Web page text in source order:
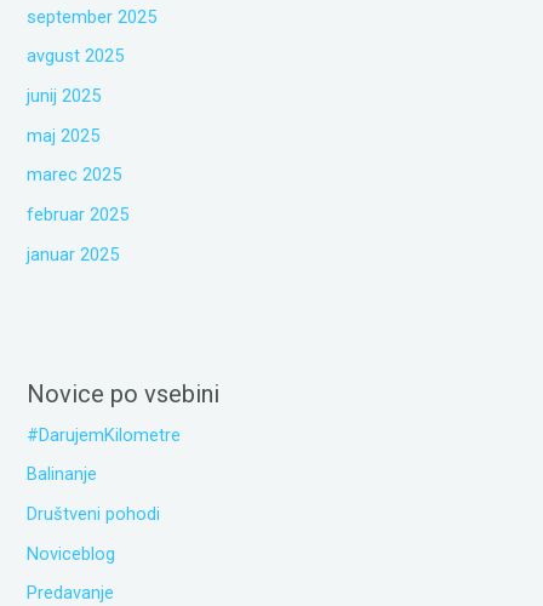
september 2025
avgust 2025
junij 2025
maj 2025
marec 2025
februar 2025
januar 2025
Novice po vsebini
#DarujemKilometre
Balinanje
Društveni pohodi
Noviceblog
Predavanje